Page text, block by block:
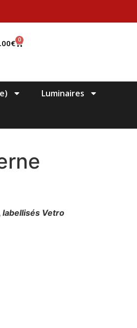
€ 0
Luminaires
labellisés Vetro